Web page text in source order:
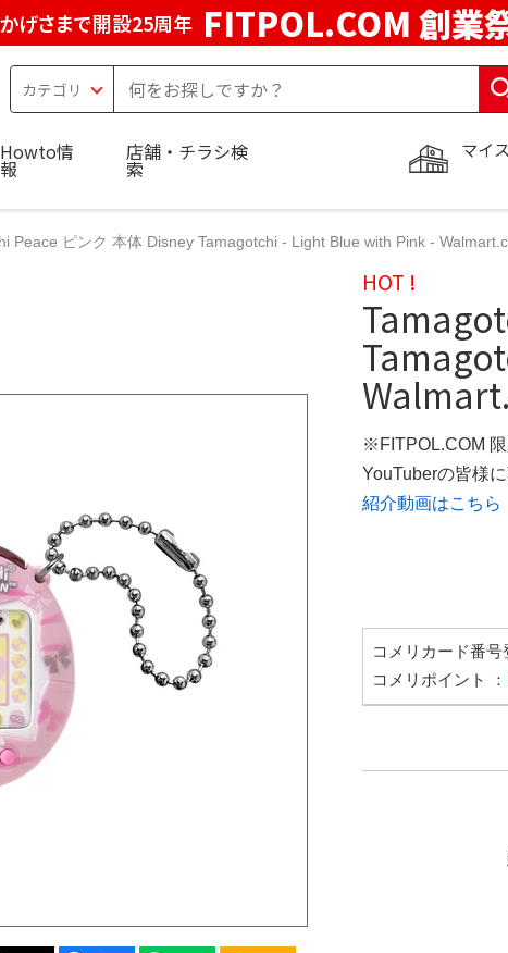
げさまで開設25周年 FITPOL.COM 創業
マイ
Howto情
報
店舗・チラシ検
索
Peace ピンク 本体 Disney Tamagotchi - Light Blue with Pink -
HOT !
※FITPOL.COM
YouTuberの皆様
紹介動画はこちら
コメリカード番
コメリポイント ：